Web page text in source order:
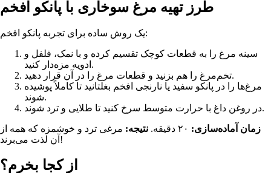
طرز تهیه مرغ سوخاری با پانکو افخم
یک روش ساده برای تجربه پانکو افخم:
سینه مرغ را به قطعات کوچک تقسیم کرده و با نمک، فلفل و
ادویه مزه‌دار کنید.
تخم‌مرغ را هم بزنید و قطعات مرغ را در آن قرار دهید.
مرغ‌ها را در پانکو سفید یا نارنجی افخم بغلتانید تا کاملاً پوشیده
شوند.
در روغن داغ با حرارت متوسط سرخ کنید تا طلایی و ترد شوند.
زمان آماده‌سازی:
نتیجه: مرغی ترد و خوشمزه که همه از
آن لذت می‌برند!
از کجا بخرم؟